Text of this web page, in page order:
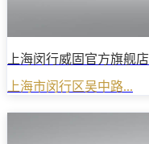
上海闵行威固官方旗舰店
上海市闵行区吴中路...